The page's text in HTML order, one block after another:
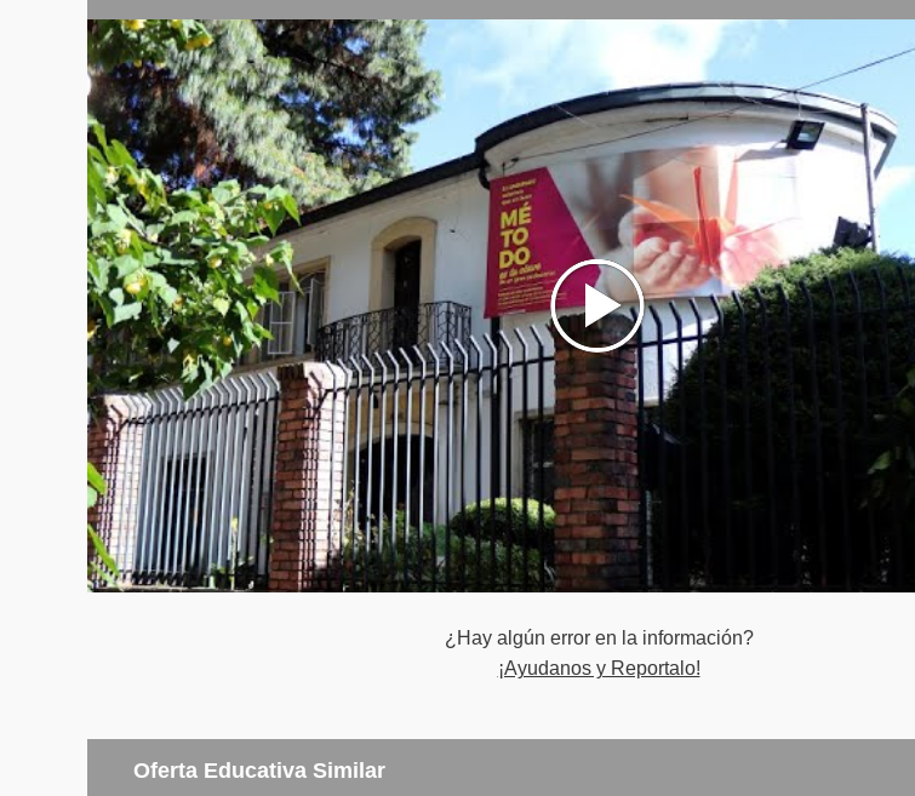
Narratología
Hipermediaciones
Historia del audiovisual
Inglés III
Cuarto Semestre
Taller de producción audiovisual
Laboratorio digital UX y diseño centrado en el usuario
Narrativas digitales
Narrativas y convergencia digital en medios
Socio antropología visual
Gestión de marketing en los procesos de comunicación digital
Laboratorio audiovisual animación 2D
Laboratorio digital Big Data y medios digitales
¿Hay algún error en la información?
¡Ayudanos y Reportalo!
Oferta Educativa Similar